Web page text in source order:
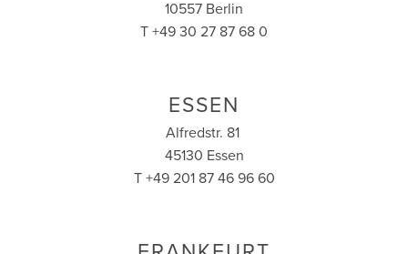
10557 Berlin
T +49 30 27 87 68 0
ESSEN
Alfredstr. 81
45130 Essen
T +49 201 87 46 96 60